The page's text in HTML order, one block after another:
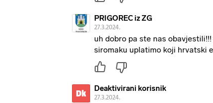
PRIGOREC iz ZG
27.3.2024.
uh dobro pa ste nas
siromaku uplatimo koji hrvatski
Dk Deaktivirani korisnik
27.3.2024.